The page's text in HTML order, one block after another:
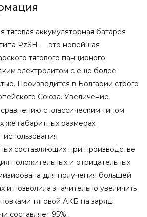
тяговая аккумуляторная батарея
PzSH — это новейшая
тягового панцирного
электролитом с еще более
Производится в Болгарии строго
Союза. Увеличение
с классическим типом
же габаритных размерах
использования
составляющих при производстве
положительных и отрицательных
для получения большей
и позволила значительно увеличить
тяговой АКБ на заряд.
составляет 95%.